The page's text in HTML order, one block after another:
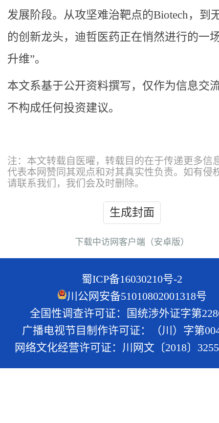
发展阶段。从攻坚难治靶点的Biotech，到
的创新龙头，迪哲医药正在悄然进行的一
升维”。
本文系基于公开资料撰写，仅作为信息交
不构成任何投资建议。
注：本文转载自医曜，转载目的在于传递更多信
代表本网赞同其观点和对其真实性负责。如有侵
请联系我们，我们会及时删除。
生成封面
下载中访网客户端（安卓版）
蜀ICP备16030210号-2
川公网安备51010802001318号
全国性调查许可证：国统涉外证字第
广播电视节目制作许可证：（川）字第
网络文化经营许可证：川网文〔2018〕